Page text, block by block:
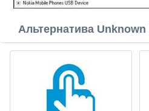
Альтернатива